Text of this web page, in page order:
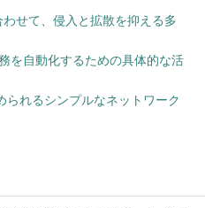
せて、侵入と拡散を抑える多
を自動化するための具体的な活
られるシンプルなネットワーク